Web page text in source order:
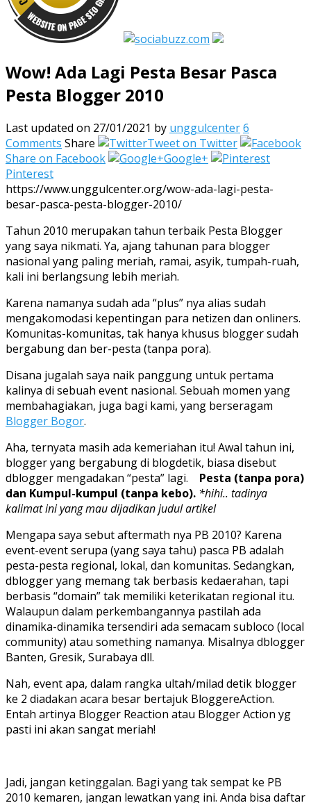
Wow! Ada Lagi Pesta Besar Pasca
Pesta Blogger 2010
Last updated on 27/01/2021 by unggulcenter6
Comments Share
Tweet on Twitter
Share on Facebook
Google+
Pinterest
https://www.unggulcenter.org/wow-ada-lagi-pesta-
besar-pasca-pesta-blogger-2010/
Tahun 2010 merupakan tahun terbaik Pesta Blogger
yang saya nikmati. Ya, ajang tahunan para blogger
nasional yang paling meriah, ramai, asyik, tumpah-ruah,
kali ini berlangsung lebih meriah.
Karena namanya sudah ada “plus” nya alias sudah
mengakomodasi kepentingan para netizen dan onliners.
Komunitas-komunitas, tak hanya khusus blogger sudah
bergabung dan ber-pesta (tanpa pora).
Disana jugalah saya naik panggung untuk pertama
kalinya di sebuah event nasional. Sebuah momen yang
membahagiakan, juga bagi kami, yang berseragam
Blogger Bogor.
Aha, ternyata masih ada kemeriahan itu! Awal tahun ini,
blogger yang bergabung di blogdetik, biasa disebut
dblogger mengadakan “pesta” lagi. Pesta (tanpa pora)
dan Kumpul-kumpul (tanpa kebo). *hihi.. tadinya
kalimat ini yang mau dijadikan judul artikel
Mengapa saya sebut aftermath nya PB 2010? Karena
event-event serupa (yang saya tahu) pasca PB adalah
pesta-pesta regional, lokal, dan komunitas. Sedangkan,
dblogger yang memang tak berbasis kedaerahan, tapi
berbasis “domain” tak memiliki keterikatan regional itu.
Walaupun dalam perkembangannya pastilah ada
dinamika-dinamika tersendiri ada semacam subloco (local
community) atau something namanya. Misalnya dblogger
Banten, Gresik, Surabaya dll.
Nah, event apa, dalam rangka ultah/milad detik blogger
ke 2 diadakan acara besar bertajuk BloggereAction.
Entah artinya Blogger Reaction atau Blogger Action yg
pasti ini akan sangat meriah!
Jadi, jangan ketinggalan. Bagi yang tak sempat ke PB
2010 kemaren, jangan lewatkan yang ini. Anda bisa daftar